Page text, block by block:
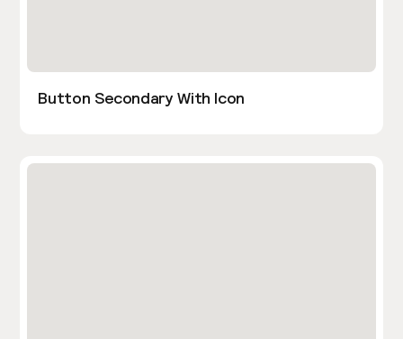
Button Secondary With Icon